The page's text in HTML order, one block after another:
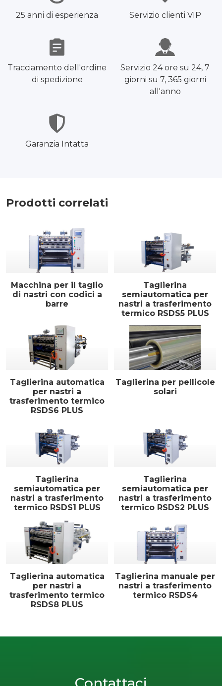
25 anni di esperienza Servizio clienti VIP
Tracciamento dell'ordine
di spedizione
Servizio 24 ore su 24, 7
giorni su 7, 365 giorni
all'anno
Garanzia Intatta
Prodotti correlati
Macchina per il taglio
di nastri con codici a
barre
Taglierina
semiautomatica per
nastri a trasferimento
termico RSDS5 PLUS
Taglierina automatica
per nastri a
trasferimento termico
RSDS6 PLUS
Taglierina per pellicole
solari
Taglierina
semiautomatica per
nastri a trasferimento
termico RSDS1 PLUS
Taglierina
semiautomatica per
nastri a trasferimento
termico RSDS2 PLUS
Taglierina automatica
per nastri a
trasferimento termico
RSDS8 PLUS
Taglierina manuale per
nastri a trasferimento
termico RSDS4